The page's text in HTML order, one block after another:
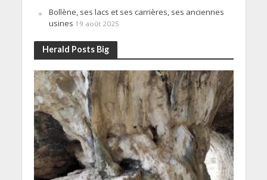
Bollène, ses lacs et ses carrières, ses anciennes
usines 19 août 2025
Herald Posts Big